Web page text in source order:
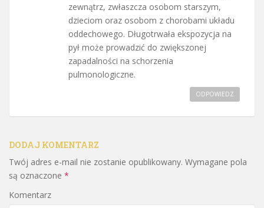
zewnątrz, zwłaszcza osobom starszym,
dzieciom oraz osobom z chorobami układu
oddechowego. Długotrwała ekspozycja na
pył może prowadzić do zwiększonej
zapadalności na schorzenia
pulmonologiczne.
ODPOWIEDZ
DODAJ KOMENTARZ
Twój adres e-mail nie zostanie opublikowany. Wymagane pola
są oznaczone *
Komentarz